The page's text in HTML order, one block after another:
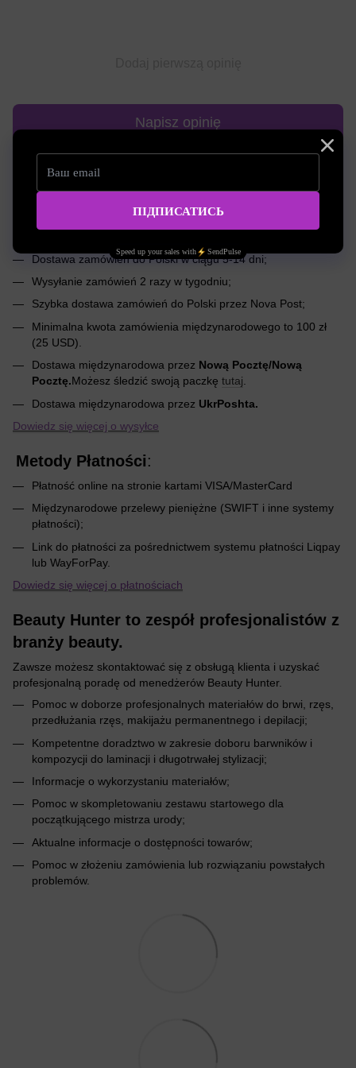
Napisz opinię
Dostawa
Międzynarodowa dostawa do dowolnego
zakątka świata;
Dostawa zamówień do Polski w ciągu 5-14 dni;
Wysyłanie zamówień 2 razy w tygodniu;
Szybka dostawa zamówień do Polski przez Nova Post;
Minimalna kwota zamówienia międzynarodowego to 100 zł
(25 USD).
Dostawa międzynarodowa przez Nową Pocztę/Nową
Pocztę.Możesz śledzić swoją paczkę tutaj
Dostawa międzynarodowa przez UkrPoshta.
Dowiedz się więcej o wysyłce
Metody Płatności:
Płatność online na stronie kartami VISA/MasterCard
Międzynarodowe przelewy pieniężne (SWIFT i inne systemy
płatności);
Link do płatności za pośrednictwem systemu płatności Liqpay
lub WayForPay.
Dowiedz się więcej o płatnościach
Beauty Hunter to zespół profesjonalistów z
branży beauty.
Zawsze możesz skontaktować się z obsługą klienta i uzyskać
profesjonalną poradę od menedżerów Beauty Hunter.
Pomoc w doborze profesjonalnych materiałów do brwi, rzęs,
przedłużania rzęs, makijażu permanentnego i depilacji;
Kompetentne doradztwo w zakresie doboru barwników i
kompozycji do laminacji i długotrwałej stylizacji;
Informacje o wykorzystaniu materiałów;
Pomoc w skompletowaniu zestawu startowego dla
początkującego mistrza urody;
Aktualne informacje o dostępności towarów;
Pomoc w złożeniu zamówienia lub rozwiązaniu powstałych
problemów.